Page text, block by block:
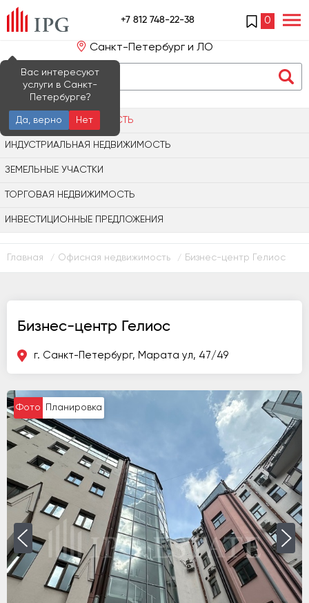
+7 812 748-22-38 0
Санкт-Петербург и ЛО
Вас интересуют
услуги в Санкт-
Петербурге?
Да, верно Нет
ОФИСНАЯ НЕДВИЖИМОСТЬ
ИНДУСТРИАЛЬНАЯ НЕДВИЖИМОСТЬ
ЗЕМЕЛЬНЫЕ УЧАСТКИ
ТОРГОВАЯ НЕДВИЖИМОСТЬ
ИНВЕСТИЦИОННЫЕ ПРЕДЛОЖЕНИЯ
Главная / Офисная недвижимость / Бизнес-центр Гелиос
Бизнес-центр Гелиос
г. Санкт-Петербург, Марата ул, 47/49
Фото Планировка